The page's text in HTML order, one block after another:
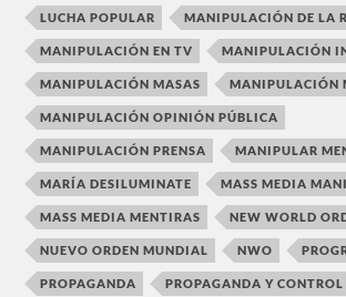
LUCHA POPULAR MANIPULACIÓN DE LA
MANIPULACIÓN EN TV MANIPULACIÓN
MANIPULACIÓN MASAS MANIPULACIÓN
MANIPULACIÓN OPINIÓN PÚBLICA
MANIPULACIÓN PRENSA MANIPULAR
MARÍA DESILUMINATE MASS MEDIA
MASS MEDIA MENTIRAS NEW WORLD
NUEVO ORDEN MUNDIAL NWO
PROPAGANDA PROPAGANDA Y CONTROL